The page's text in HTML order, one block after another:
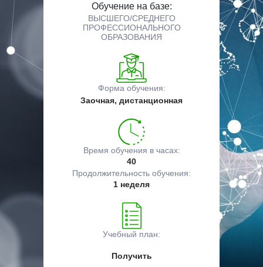
Обучение на базе:
ВЫСШЕГО/СРЕДНЕГО
ПРОФЕССИОНАЛЬНОГО
ОБРАЗОВАНИЯ
Форма обучения:
Заочная, дистанционная
Время обучения в часах:
40
Продолжительность обучения:
1 неделя
Учебный план:
Получить